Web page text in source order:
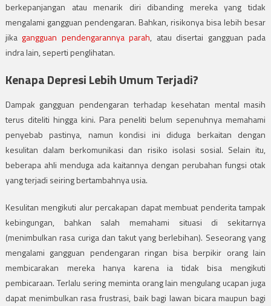
berkepanjangan atau menarik diri dibanding mereka yang tidak
mengalami gangguan pendengaran. Bahkan, risikonya bisa lebih besar
jika gangguan pendengarannya parah, atau disertai gangguan pada
indra lain, seperti penglihatan.
Kenapa Depresi Lebih Umum Terjadi?
Dampak gangguan pendengaran terhadap kesehatan mental masih
terus diteliti hingga kini. Para peneliti belum sepenuhnya memahami
penyebab pastinya, namun kondisi ini diduga berkaitan dengan
kesulitan dalam berkomunikasi dan risiko isolasi sosial. Selain itu,
beberapa ahli menduga ada kaitannya dengan perubahan fungsi otak
yang terjadi seiring bertambahnya usia.
Kesulitan mengikuti alur percakapan dapat membuat penderita tampak
kebingungan, bahkan salah memahami situasi di sekitarnya
(menimbulkan rasa curiga dan takut yang berlebihan). Seseorang yang
mengalami gangguan pendengaran ringan bisa berpikir orang lain
membicarakan mereka hanya karena ia tidak bisa mengikuti
pembicaraan. Terlalu sering meminta orang lain mengulang ucapan juga
dapat menimbulkan rasa frustrasi, baik bagi lawan bicara maupun bagi